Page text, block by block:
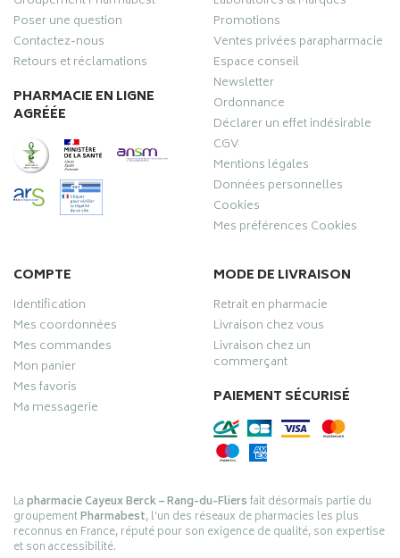
Poser une question
Contactez-nous
Retours et réclamations
PHARMACIE EN LIGNE
AGRÉÉE
Promotions
Ventes privées parapharmacie
Espace conseil
Newsletter
Ordonnance
Déclarer un effet indésirable
CGV
Mentions légales
Données personnelles
Cookies
Mes préférences Cookies
COMPTE
Identification
Mes coordonnées
Mes commandes
Mon panier
Mes favoris
Ma messagerie
MODE DE LIVRAISON
Retrait en pharmacie
Livraison chez vous
Livraison chez un
commerçant
PAIEMENT SÉCURISÉ
Lapharmacie Cayeux Berck – Rang-du-Fliersfait désormais partie du
groupementPharmabest, l’un des réseaux de pharmacies les plus
reconnus en France, réputé pour son exigence de qualité, son expertise
et son accessibilité.